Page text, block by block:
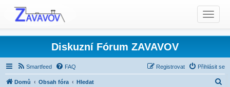
T
o
g
l
e
n
Diskuzní Fórum ZAVAVOV
Smartfeed FAQ Přihlásit se
Registrovat
Domů Obsah fóra
Hledat